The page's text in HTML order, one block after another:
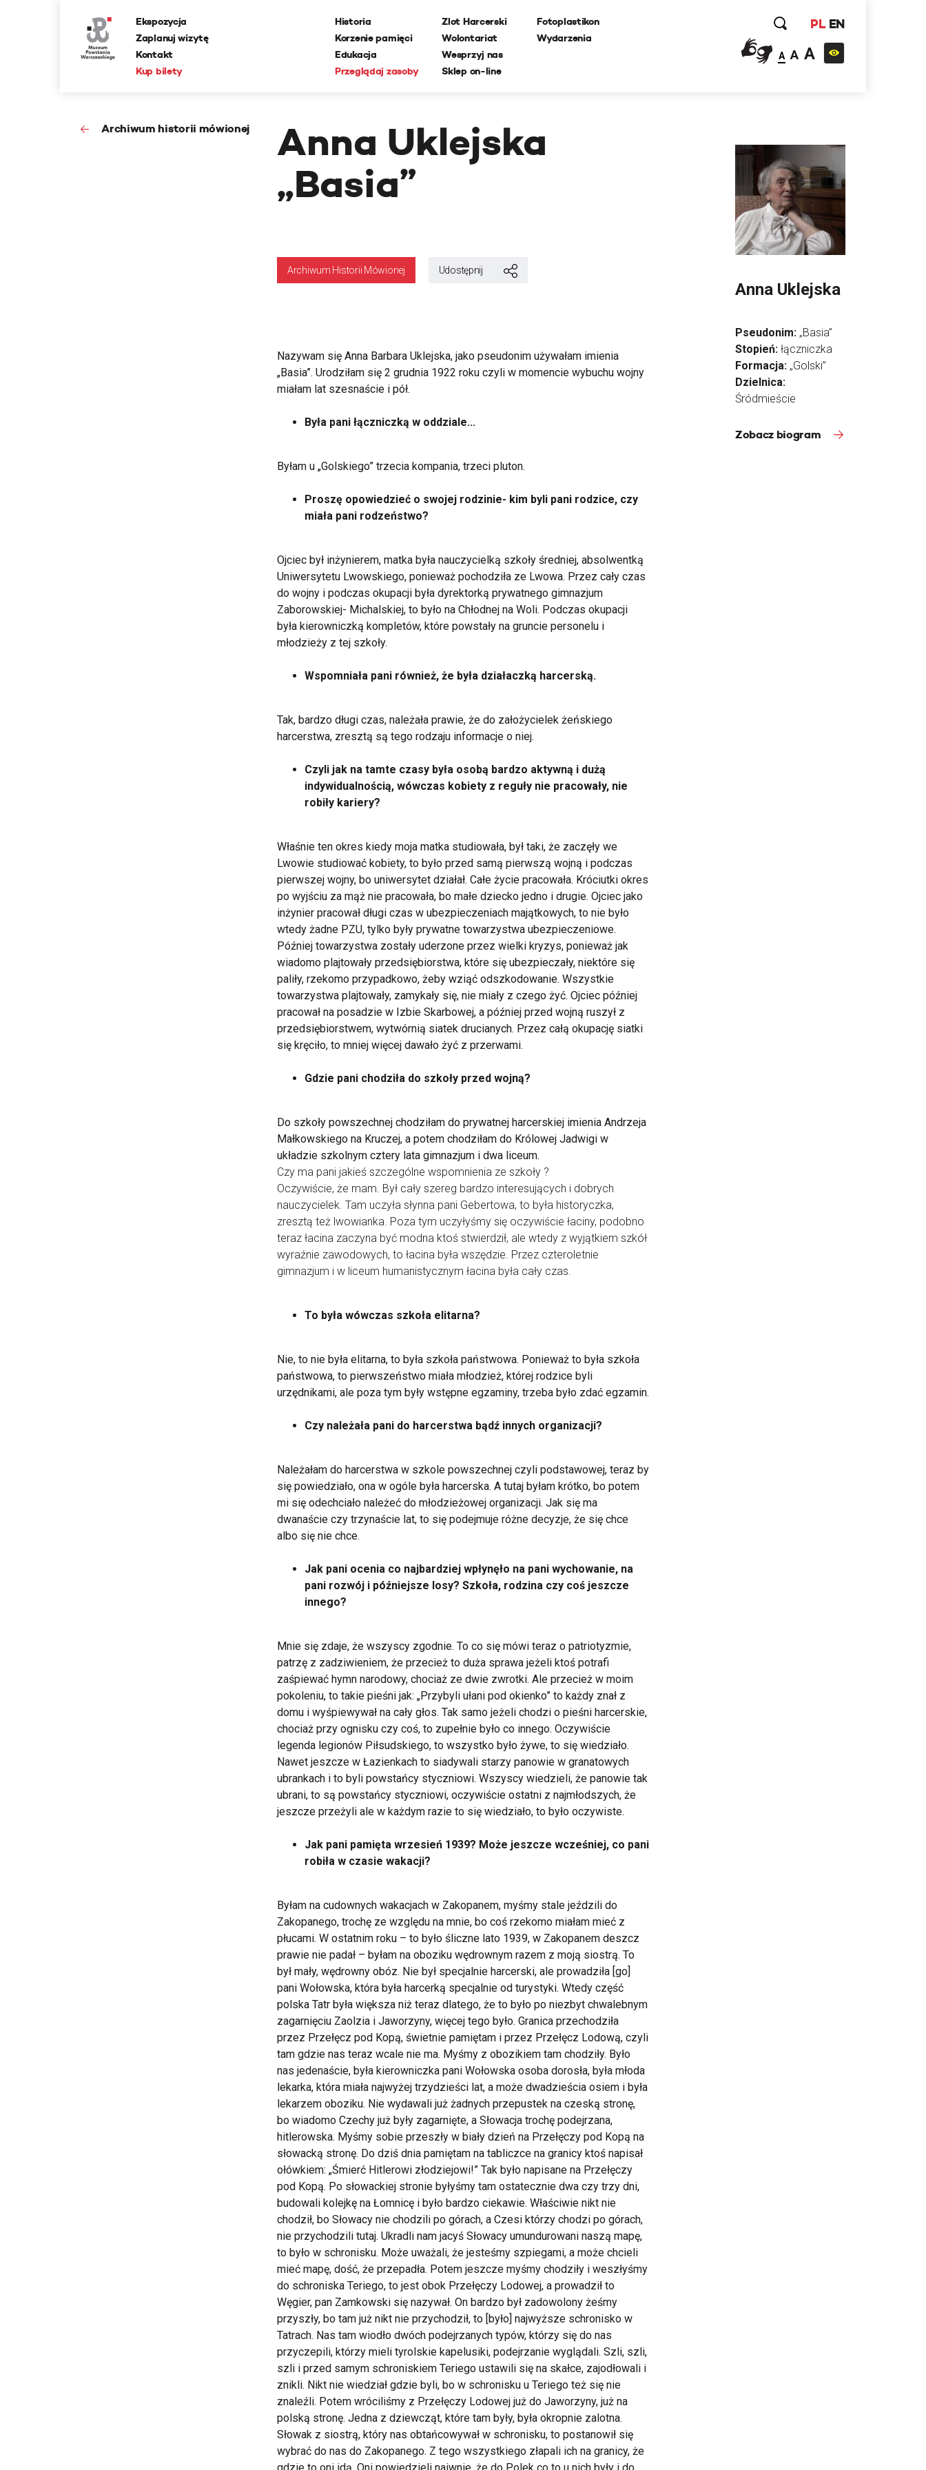
Ekspozycja
Zaplanuj wizytę
Kontakt
Kup bilety
Historia
Korzenie pamięci
Edukacja
Przeglądaj zasoby
Zlot Harcerski
Wolontariat
Wesprzyj nas
Sklep on-line
Fotoplastikon
Wydarzenia
PL EN
A A A
Archiwum historii mówionej
Anna Uklejska
„Basia”
Archiwum Historii Mówionej Udostępnij
Nazywam się Anna Barbara Uklejska, jako pseudonim używałam imienia
„Basia”. Urodziłam się 2 grudnia 1922 roku czyli w momencie wybuchu wojny
miałam lat szesnaście i pół.
Była pani łączniczką w oddziale...
Byłam u „Golskiego” trzecia kompania, trzeci pluton.
Proszę opowiedzieć o swojej rodzinie- kim byli pani rodzice, czy
miała pani rodzeństwo?
Ojciec był inżynierem, matka była nauczycielką szkoły średniej, absolwentką
Uniwersytetu Lwowskiego, ponieważ pochodziła ze Lwowa. Przez cały czas
do wojny i podczas okupacji była dyrektorką prywatnego gimnazjum
Zaborowskiej- Michalskiej, to było na Chłodnej na Woli. Podczas okupacji
była kierowniczką kompletów, które powstały na gruncie personelu i
młodzieży z tej szkoły.
Wspomniała pani również, że była działaczką harcerską.
Tak, bardzo długi czas, należała prawie, że do założycielek żeńskiego
harcerstwa, zresztą są tego rodzaju informacje o niej.
Czyli jak na tamte czasy była osobą bardzo aktywną i dużą
indywidualnością, wówczas kobiety z reguły nie pracowały, nie
robiły kariery?
Właśnie ten okres kiedy moja matka studiowała, był taki, że zaczęły we
Lwowie studiować kobiety, to było przed samą pierwszą wojną i podczas
pierwszej wojny, bo uniwersytet działał. Całe życie pracowała. Króciutki okres
po wyjściu za mąż nie pracowała, bo małe dziecko jedno i drugie. Ojciec jako
inżynier pracował długi czas w ubezpieczeniach majątkowych, to nie było
wtedy żadne PZU, tylko były prywatne towarzystwa ubezpieczeniowe.
Później towarzystwa zostały uderzone przez wielki kryzys, ponieważ jak
wiadomo plajtowały przedsiębiorstwa, które się ubezpieczały, niektóre się
paliły, rzekomo przypadkowo, żeby wziąć odszkodowanie. Wszystkie
towarzystwa plajtowały, zamykały się, nie miały z czego żyć. Ojciec później
pracował na posadzie w Izbie Skarbowej, a później przed wojną ruszył z
przedsiębiorstwem, wytwórnią siatek drucianych. Przez całą okupację siatki
się kręciło, to mniej więcej dawało żyć z przerwami.
Gdzie pani chodziła do szkoły przed wojną?
Do szkoły powszechnej chodziłam do prywatnej harcerskiej imienia Andrzeja
Małkowskiego na Kruczej, a potem chodziłam do Królowej Jadwigi w
układzie szkolnym cztery lata gimnazjum i dwa liceum.
Czy ma pani jakieś szczególne wspomnienia ze szkoły ?
Oczywiście, że mam. Był cały szereg bardzo interesujących i dobrych
nauczycielek. Tam uczyła słynna pani Gebertowa, to była historyczka,
zresztą też lwowianka. Poza tym uczyłyśmy się oczywiście łaciny, podobno
teraz łacina zaczyna być modna ktoś stwierdził, ale wtedy z wyjątkiem szkół
wyraźnie zawodowych, to łacina była wszędzie. Przez czteroletnie
gimnazjum i w liceum humanistycznym łacina była cały czas.
To była wówczas szkoła elitarna?
Nie, to nie była elitarna, to była szkoła państwowa. Ponieważ to była szkoła
państwowa, to pierwszeństwo miała młodzież, której rodzice byli
urzędnikami, ale poza tym były wstępne egzaminy, trzeba było zdać egzamin.
Czy należała pani do harcerstwa bądź innych organizacji?
Należałam do harcerstwa w szkole powszechnej czyli podstawowej, teraz by
się powiedziało, ona w ogóle była harcerska. A tutaj byłam krótko, bo potem
mi się odechciało należeć do młodzieżowej organizacji. Jak się ma
dwanaście czy trzynaście lat, to się podejmuje różne decyzje, że się chce
albo się nie chce.
Jak pani ocenia co najbardziej wpłynęło na pani wychowanie, na
pani rozwój i późniejsze losy? Szkoła, rodzina czy coś jeszcze
innego?
Mnie się zdaje, że wszyscy zgodnie. To co się mówi teraz o patriotyzmie,
patrzę z zadziwieniem, że przecież to duża sprawa jeżeli ktoś potrafi
zaśpiewać hymn narodowy, chociaż ze dwie zwrotki. Ale przecież w moim
pokoleniu, to takie pieśni jak: „Przybyli ułani pod okienko” to każdy znał z
domu i wyśpiewywał na cały głos. Tak samo jeżeli chodzi o pieśni harcerskie,
chociaż przy ognisku czy coś, to zupełnie było co innego. Oczywiście
legenda legionów Piłsudskiego, to wszystko było żywe, to się wiedziało.
Nawet jeszcze w Łazienkach to siadywali starzy panowie w granatowych
ubrankach i to byli powstańcy styczniowi. Wszyscy wiedzieli, że panowie tak
ubrani, to są powstańcy styczniowi, oczywiście ostatni z najmłodszych, że
jeszcze przeżyli ale w każdym razie to się wiedziało, to było oczywiste.
Jak pani pamięta wrzesień 1939? Może jeszcze wcześniej, co pani
robiła w czasie wakacji?
Byłam na cudownych wakacjach w Zakopanem, myśmy stale jeździli do
Zakopanego, trochę ze względu na mnie, bo coś rzekomo miałam mieć z
płucami. W ostatnim roku – to było śliczne lato 1939, w Zakopanem deszcz
prawie nie padał – byłam na oboziku wędrownym razem z moją siostrą. To
był mały, wędrowny obóz. Nie był specjalnie harcerski, ale prowadziła [go]
pani Wołowska, która była harcerką specjalnie od turystyki. Wtedy część
polska Tatr była większa niż teraz dlatego, że to było po niezbyt chwalebnym
zagarnięciu Zaolzia i Jaworzyny, więcej tego było. Granica przechodziła
przez Przełęcz pod Kopą, świetnie pamiętam i przez Przełęcz Lodową, czyli
tam gdzie nas teraz wcale nie ma. Myśmy z obozikiem tam chodziły. Było
nas jedenaście, była kierowniczka pani Wołowska osoba dorosła, była młoda
lekarka, która miała najwyżej trzydzieści lat, a może dwadzieścia osiem i była
lekarzem oboziku. Nie wydawali już żadnych przepustek na czeską stronę,
bo wiadomo Czechy już były zagarnięte, a Słowacja trochę podejrzana,
hitlerowska. Myśmy sobie przeszły w biały dzień na Przełęczy pod Kopą na
słowacką stronę. Do dziś dnia pamiętam na tabliczce na granicy ktoś napisał
ołówkiem: „Śmierć Hitlerowi złodziejowi!” Tak było napisane na Przełęczy
pod Kopą. Po słowackiej stronie byłyśmy tam ostatecznie dwa czy trzy dni,
budowali kolejkę na Łomnicę i było bardzo ciekawie. Właściwie nikt nie
chodził, bo Słowacy nie chodzili po górach, a Czesi którzy chodzi po górach,
nie przychodzili tutaj. Ukradli nam jacyś Słowacy umundurowani naszą mapę,
to było w schronisku. Może uważali, że jesteśmy szpiegami, a może chcieli
mieć mapę, dość, że przepadła. Potem jeszcze myśmy chodziły i weszłyśmy
do schroniska Teriego, to jest obok Przełęczy Lodowej, a prowadził to
Węgier, pan Zamkowski się nazywał. On bardzo był zadowolony żeśmy
przyszły, bo tam już nikt nie przychodził, to [było] najwyższe schronisko w
Tatrach. Nas tam wiodło dwóch podejrzanych typów, którzy się do nas
przyczepili, którzy mieli tyrolskie kapelusiki, podejrzanie wyglądali. Szli, szli,
szli i przed samym schroniskiem Teriego ustawili się na skałce, zajodłowali i
znikli. Nikt nie wiedział gdzie byli, bo w schronisku u Teriego też się nie
znaleźli. Potem wróciliśmy z Przełęczy Lodowej już do Jaworzyny, już na
polską stronę. Jedna z dziewcząt, które tam były, była okropnie zalotna.
Słowak z siostrą, który nas obtańcowywał w schronisku, to postanowił się
wybrać do nas do Zakopanego. Z tego wszystkiego złapali ich na granicy, że
Anna Uklejska
Pseudonim: „Basia”
Stopień: łączniczka
Formacja: „Golski”
Dzielnica:
Śródmieście
Zobacz biogram